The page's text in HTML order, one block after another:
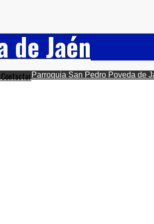
de Jaén
ContactarParroquia San Pedro Poveda de